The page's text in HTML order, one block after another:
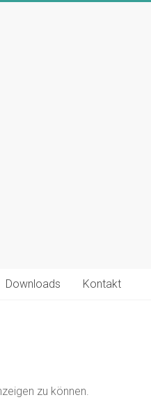
Downloads Kontakt
zu können.